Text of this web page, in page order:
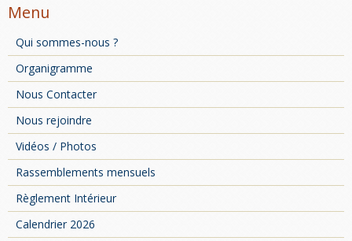
Menu
Qui sommes-nous ?
Organigramme
Nous Contacter
Nous rejoindre
Vidéos / Photos
Rassemblements mensuels
Règlement Intérieur
Calendrier 2026